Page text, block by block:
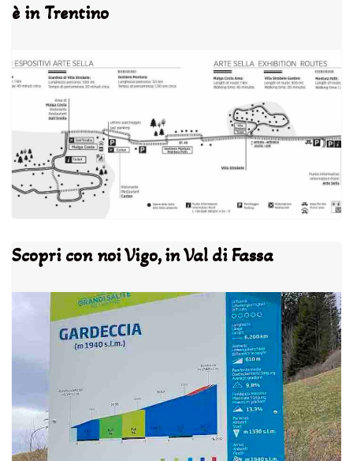
è in Trentino
Scopri con noi Vigo, in Val di Fassa